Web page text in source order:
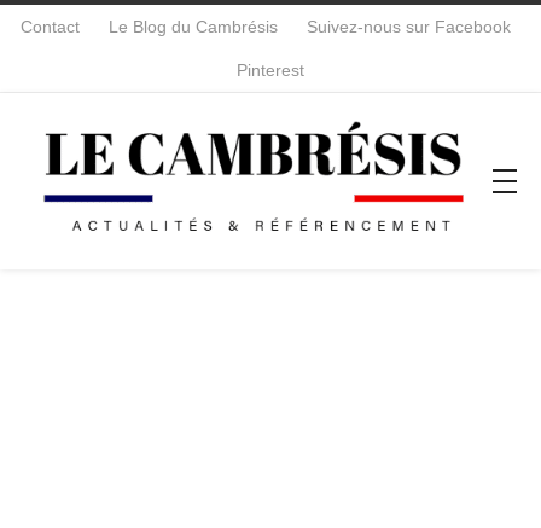
Contact Le Blog du Cambrésis Suivez-nous sur Facebook
Pinterest